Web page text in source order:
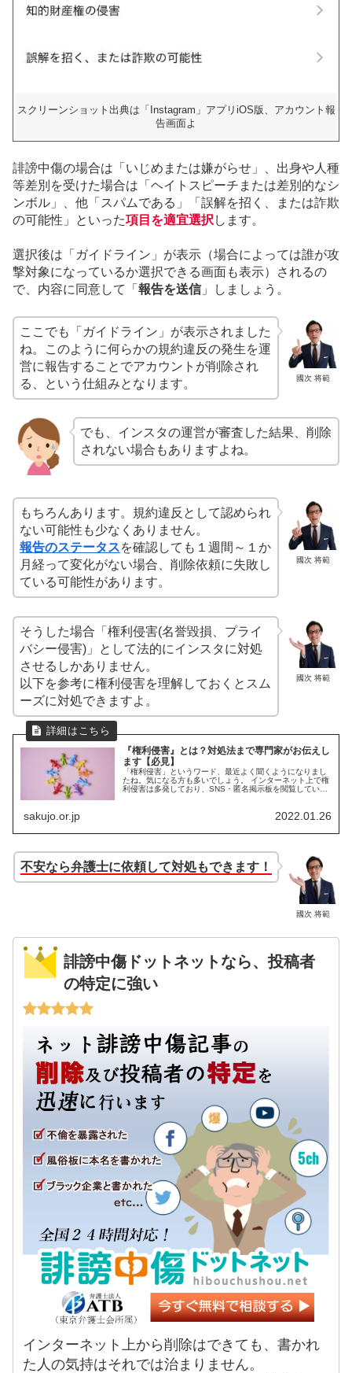
スクリーンショット出典は「Instagram」アプリiOS版、アカウント報
告画面よ
誹謗中傷の場合は「いじめまたは嫌がらせ」、出身や人種
等差別を受けた場合は「ヘイトスピーチまたは差別的なシ
ンボル」、他「スパムである」「誤解を招く、または詐欺
の可能性」といった項目を適宜選択 します。
選択後は「ガイドライン」が表示（場合によっては誰が攻
撃対象になっているか選択できる画面も表示）されるの
で、内容に同意して「 報告を送信」しましょう。
國次 将範
ここでも「ガイドライン」が表示されました
ね。このように何らかの規約違反の発生を運
営に報告することでアカウントが削除され
る、という仕組みとなります。
でも、インスタの運営が審査した結果、削除
されない場合もありますよね。
國次 将範
もちろんあります。規約違反として認められ
ない可能性も少なくありません。
報告のステータスを確認しても１週間～１か
月経って変化がない場合、削除依頼に失敗し
ている可能性があります。
國次 将範
そうした場合「権利侵害(名誉毀損、プライ
バシー侵害)」として法的にインスタに対処
させるしかありません。
以下を参考に権利侵害を理解しておくとスム
ーズに対処できますよ。
『権利侵害』とは？対処法まで専門家がお伝えし
ます【必見】
「権利侵害」というワード、最近よく聞くようになりまし
たね。気になる方も多いでしょう。 インターネット上で権
利侵害は多発しており、SNS・匿名掲示板を閲覧している
sakujo.or.jp 2022.01.26
國次 将範
不安なら弁護士に依頼して対処もできます！
誹謗中傷ドットネットなら、投稿者
の特定に強い
インターネット上から削除はできても、書かれ
た人の気持はそれでは治まりません。